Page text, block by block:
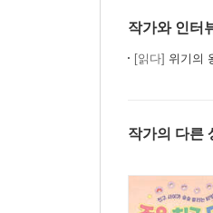
작가와 인터
[읽다] 위기의
작가의 다른